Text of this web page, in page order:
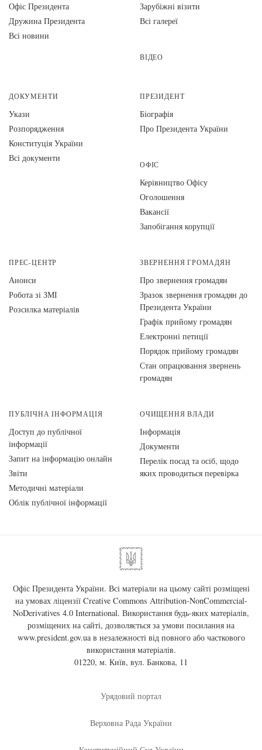
Офіс Президента
Дружина Президента
Всі новини
Зарубіжні візити
Всі галереї
ВІДЕО
ДОКУМЕНТИ
Укази
Розпорядження
Конституція України
Всі документи
ПРЕЗИДЕНТ
Біографія
Про Президента України
ОФІС
Керівництво Офісу
Оголошення
Вакансії
Запобігання корупції
ПРЕС-ЦЕНТР
Анонси
Робота зі ЗМІ
Розсилка матеріалів
ЗВЕРНЕННЯ ГРОМАДЯН
Про звернення громадян
Зразок звернення громадян до
Президента України
Графік прийому громадян
Електронні петиції
Порядок прийому громадян
Стан опрацювання звернень
громадян
ПУБЛІЧНА ІНФОРМАЦІЯ
Доступ до публічної
інформації
Запит на інформацію онлайн
Звіти
Методичні матеріали
Облік публічної інформації
ОЧИЩЕННЯ ВЛАДИ
Інформація
Документи
Перелік посад та осіб, щодо
яких проводиться перевірка
Офіс Президента України. Всі матеріали на цьому сайті розміщені
на умовах ліцензії Creative Commons Attribution-NonCommercial-
NoDerivatives 4.0 International. Використання будь-яких матеріалів,
розміщених на сайті, дозволяється за умови посилання на
www.president.gov.uaв незалежності від повного або часткового
використання матеріалів.
01220, м. Київ, вул. Банкова, 11
Урядовий портал
Верховна Рада України